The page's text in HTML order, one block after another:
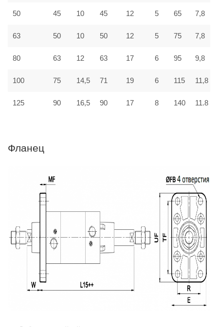
50 45 10 45 12 5 65 7,8
63 50 10 50 12 5 75 7,8
80 63 12 63 17 6 95 9,8
100 75 14,5 71 19 6 115 11,8
125 90 16,5 90 17 8 140 11.8
Фланец